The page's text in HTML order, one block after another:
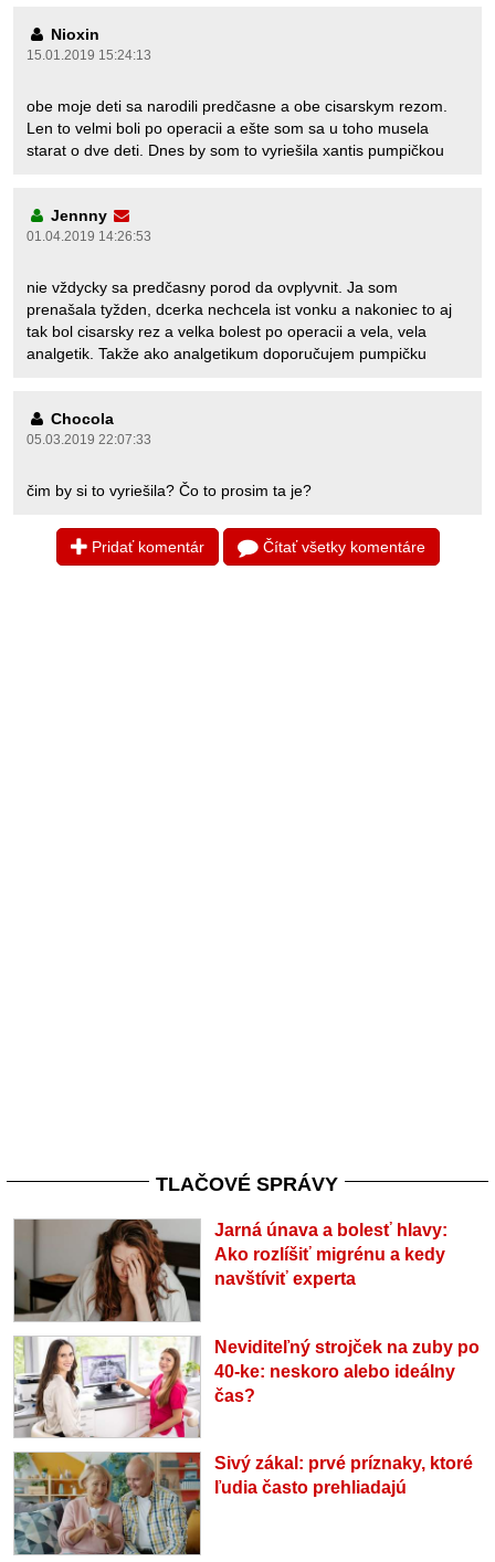
Nioxin
15.01.2019 15:24:13
obe moje deti sa narodili predčasne a obe cisarskym rezom.
Len to velmi boli po operacii a ešte som sa u toho musela
starat o dve deti. Dnes by som to vyriešila xantis pumpičkou
Jennny
01.04.2019 14:26:53
nie vždycky sa predčasny porod da ovplyvnit. Ja som
prenašala tyžden, dcerka nechcela ist vonku a nakoniec to aj
tak bol cisarsky rez a velka bolest po operacii a vela, vela
analgetik. Takže ako analgetikum doporučujem pumpičku
Chocola
05.03.2019 22:07:33
čim by si to vyriešila? Čo to prosim ta je?
Pridať komentár Čítať všetky komentáre
TLAČOVÉ SPRÁVY
Jarná únava a bolesť hlavy:
Ako rozlíšiť migrénu a kedy
navštíviť experta
Neviditeľný strojček na zuby po
40-ke: neskoro alebo ideálny
čas?
Sivý zákal: prvé príznaky, ktoré
ľudia často prehliadajú